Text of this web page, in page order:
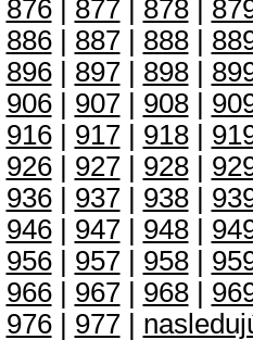
876| 877| 878|
886| 887| 888|
896| 897| 898|
906| 907| 908|
916| 917| 918|
926| 927| 928|
936| 937| 938|
946| 947| 948|
956| 957| 958|
966| 967| 968|
976| 977|